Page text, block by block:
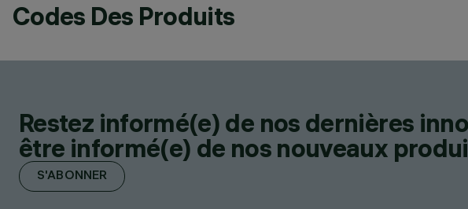
Codes Des Produits
Restez informé(e) de nos dernières
être informé(e) de nos nouveaux
S'ABONNER